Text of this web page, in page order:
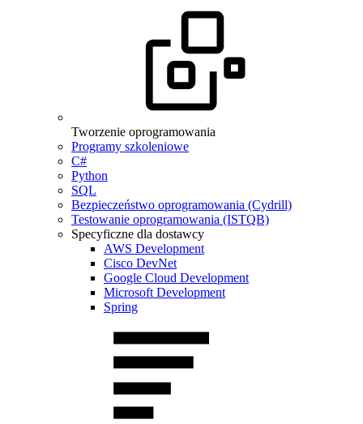
Tworzenie oprogramowania
Programy szkoleniowe
C#
Python
SQL
Bezpieczeństwo oprogramowania (Cydrill)
Testowanie oprogramowania (ISTQB)
Specyficzne dla dostawcy
AWS Development
Cisco DevNet
Google Cloud Development
Microsoft Development
Spring